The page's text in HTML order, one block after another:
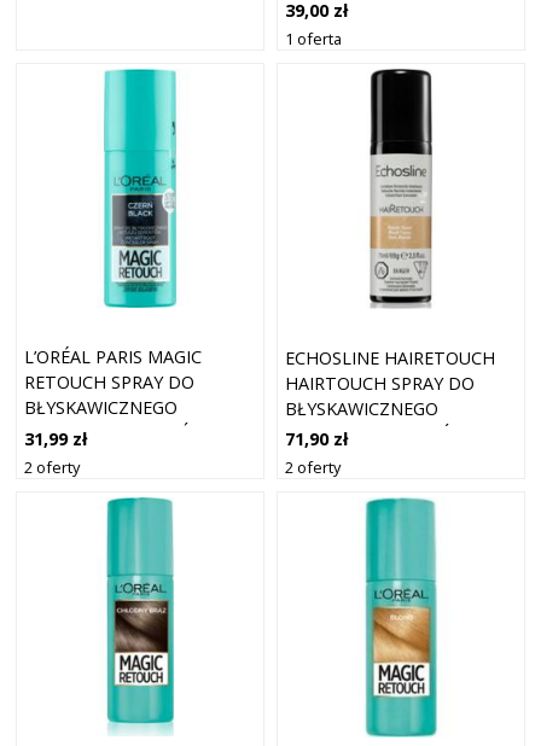
ODCIEŃ BRĄZ 75 ML
39,00 zł
1 oferta
L’ORÉAL PARIS MAGIC
RETOUCH SPRAY DO
BŁYSKAWICZNEGO
RETUSZU ODROSTÓW
ODCIEŃ CZERŃ 75 ML
31,99 zł
2 oferty
ECHOSLINE HAIRETOUCH
HAIRTOUCH SPRAY DO
BŁYSKAWICZNEGO
RETUSZU ODROSTÓW
DARK BLONDE 75 ML
71,90 zł
2 oferty